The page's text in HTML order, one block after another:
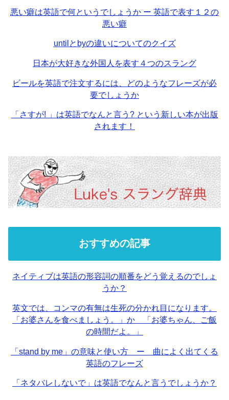
悪い癖は英語で何というでしょうか ー 英語で表す１２の
悪い癖
untilとbyの違いについてのクイズ
日本が大好きな外国人を表す４つのスラング
ビールを英語で注文するには、どのようなフレーズが必
要でしょうか
「さすが! 」は英語でなんと言う? という新しい本が出版
されます！
おすすめの記事
ネイティブは英語の形容詞の順番をどう覚えるのでしょ
うか？
英文では、コンマの有無は生死の分かれ目になります。
「お婆さんを食べましょう。」か 「お婆ちゃん、ご飯
の時間だよ。」
「stand by me」の意味と使い方 ー 曲によく出てくる
英語のフレーズ
「ネタバレしないで」は英語でなんと言うでしょうか？